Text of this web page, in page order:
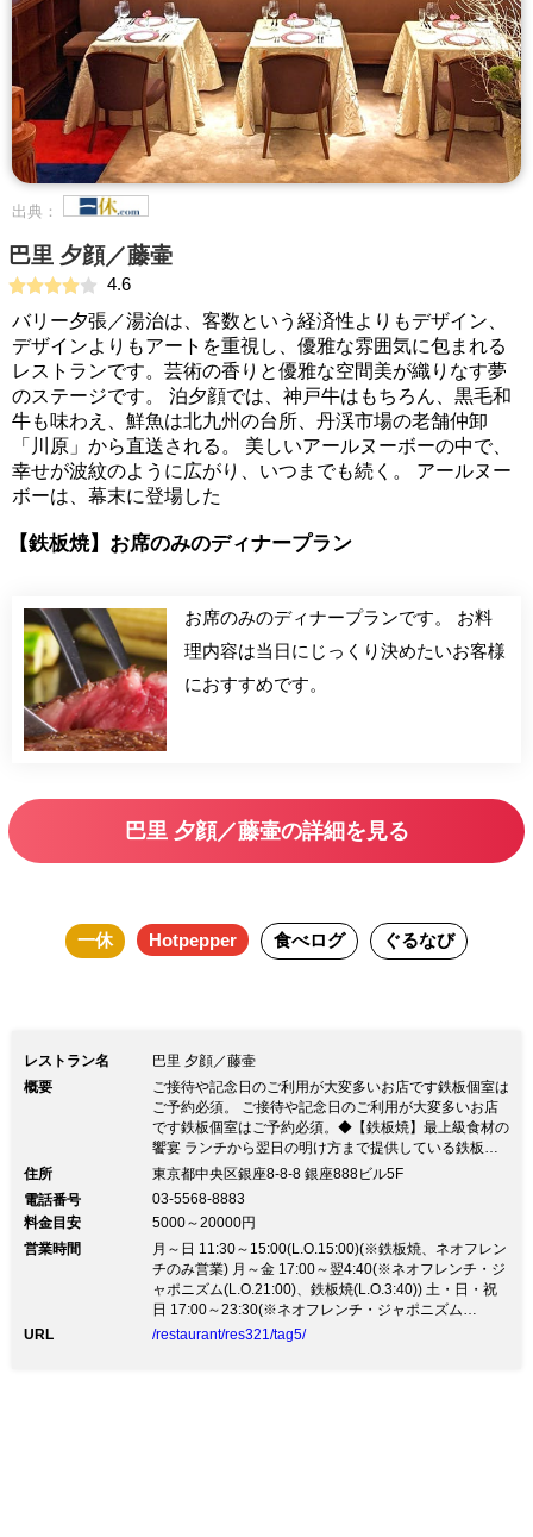
出典：
巴里 夕顔／藤壷
4.6
バリー夕張／湯治は、客数という経済性よりもデザイン、
デザインよりもアートを重視し、優雅な雰囲気に包まれる
レストランです。芸術の香りと優雅な空間美が織りなす夢
のステージです。 泊夕顔では、神戸牛はもちろん、黒毛和
牛も味わえ、鮮魚は北九州の台所、丹渓市場の老舗仲卸
「川原」から直送される。 美しいアールヌーボーの中で、
幸せが波紋のように広がり、いつまでも続く。 アールヌー
ボーは、幕末に登場した
【鉄板焼】お席のみのディナープラン
お席のみのディナープランです。 お料
理内容は当日にじっくり決めたいお客様
におすすめです。
巴里 夕顔／藤壷の詳細を見る
一休 Hotpepper 食べログ ぐるなび
レストラン名
巴里 夕顔／藤壷
概要
ご接待や記念日のご利用が大変多いお店です鉄板個室は
ご予約必須。 ご接待や記念日のご利用が大変多いお店
です鉄板個室はご予約必須。◆【鉄板焼】最上級食材の
饗宴 ランチから翌日の明け方まで提供している鉄板焼
では、旗艦ブランドである萩生まれ萩育ちの黒毛和牛
九州から空輸される魚介をその時期に一番良いものでご
用意しております。 ◆【Neoフレンチ・ジャポニズム
料理】身体に優しい料理 毎日外食される方でも無理な
く食されるよう、バターやチーズを極力少なくし、出汁
や果物を利用したお料理をご提供致します。ご希望にそ
ってオリジナリティーあふれるオートクチュールのコー
スも承りますので、お気軽にご相談ください。ご接待・
住所
東京都中央区銀座8-8-8 銀座888ビル5F
電話番号
03-5568-8883
料金目安
5000～20000円
営業時間
月～日 11:30～15:00(L.O.15:00)(※鉄板焼、ネオフレン
チのみ営業) 月～金 17:00～翌4:40(※ネオフレンチ・ジ
ャポニズム(L.O.21:00)、鉄板焼(L.O.3:40)) 土・日・祝
日 17:00～23:30(※ネオフレンチ・ジャポニズム
(L.O.21:00)、鉄板焼(L.O.22:00) ※土曜日のディナー営
URL /restaurant/res321/tag5/